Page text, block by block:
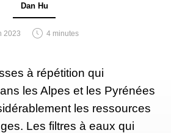
Dan Hu
2023 4 minutes
à répétition qui
les Alpes et les Pyrénées
les ressources
Les filtres à eaux qui